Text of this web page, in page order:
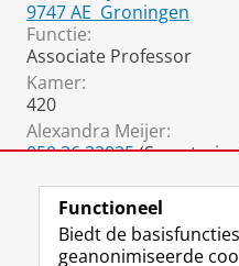
9747 AE Groningen
Functie:
Associate Professor
Kamer:
420
Alexandra Meijer:
050 36 32025
Functioneel
Biedt de
geanonimiseerde